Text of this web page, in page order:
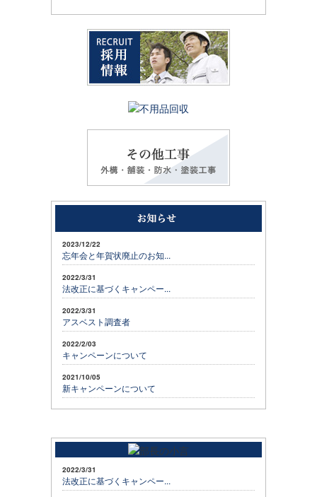
2023/12/22
忘年会と年賀状廃止のお知...
2022/3/31
法改正に基づくキャンペー...
2022/3/31
アスベスト調査者
2022/2/03
キャンペーンについて
2021/10/05
新キャンペーンについて
2022/3/31
法改正に基づくキャンペー...